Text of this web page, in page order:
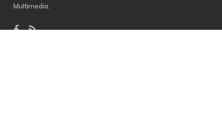
Multimedia.
facebook
RSS